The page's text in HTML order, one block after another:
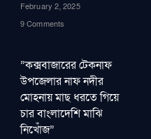
February 2, 2025
9 Comments
”কক্সবাজারের টেকনাফ
উপজেলার নাফ নদীর
মোহনায় মাছ ধরতে গিয়ে
চার বাংলাদেশি মাঝি
নিখোঁজ”